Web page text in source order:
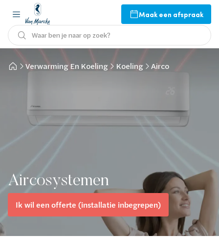
Maak een afspraak
Waar ben je naar op zoek?
Verwarming En Koeling Koeling Airco
Aircosystemen
Ik wil een offerte (installatie inbegrepen)